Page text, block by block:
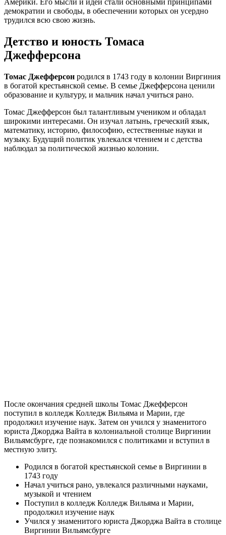
демократии и свободы, в обеспечении которых он усердно
трудился всю свою жизнь.
Детство и юность Томаса
Джефферсона
Томас Джефферсон родился в 1743 году в колонии Виргиния
в богатой крестьянской семье. В семье Джефферсона ценили
образование и культуру, и мальчик начал учиться рано.
Томас Джефферсон был талантливым учеником и обладал
широкими интересами. Он изучал латынь, греческий язык,
математику, историю, философию, естественные науки и
музыку. Будущий политик увлекался чтением и с детства
наблюдал за политической жизнью колонии.
После окончания средней школы Томас Джефферсон
поступил в колледж Колледж Вильяма и Марии, где
продолжил изучение наук. Затем он учился у знаменитого
юриста Джорджа Вайта в колониальной столице Виргинии
Вильямсбурге, где познакомился с политиками и вступил в
местную элиту.
Родился в богатой крестьянской семье в Виргинии в
1743 году
Начал учиться рано, увлекался различными науками,
музыкой и чтением
Поступил в колледж Колледж Вильяма и Марии,
продолжил изучение наук
Учился у знаменитого юриста Джорджа Вайта в столице
Виргинии Вильямсбурге